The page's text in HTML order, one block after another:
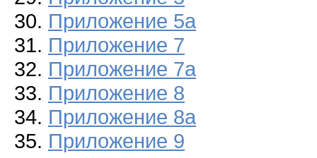
30. Приложение 5а
31. Приложение 7
32. Приложение 7а
33. Приложение 8
34. Приложение 8а
35. Приложение 9